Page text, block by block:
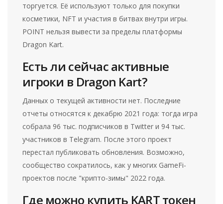
торгуется. Её используют только для покупки
косметики, NFT и участия в битвах внутри игры.
POINT нельзя вывести за пределы платформы
Dragon Kart.
Есть ли сейчас активные
игроки в Dragon Kart?
Данных о текущей активности нет. Последние
отчеты относятся к декабрю 2021 года: тогда игра
собрала 96 тыс. подписчиков в Twitter и 94 тыс.
участников в Telegram. После этого проект
перестал публиковать обновления. Возможно,
сообщество сократилось, как у многих GameFi-
проектов после "крипто-зимы" 2022 года.
Где можно купить KART токен